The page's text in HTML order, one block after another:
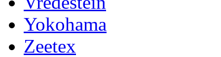
Yokohama
Zeetex